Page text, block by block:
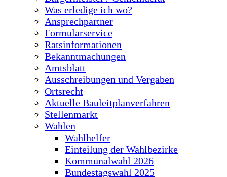
Was erledige ich wo?
Ansprechpartner
Formularservice
Ratsinformationen
Bekanntmachungen
Amtsblatt
Ausschreibungen und Vergaben
Ortsrecht
Aktuelle Bauleitplanverfahren
Stellenmarkt
Wahlen
Wahlhelfer
Einteilung der Wahlbezirke
Kommunalwahl 2026
Bundestagswahl 2025